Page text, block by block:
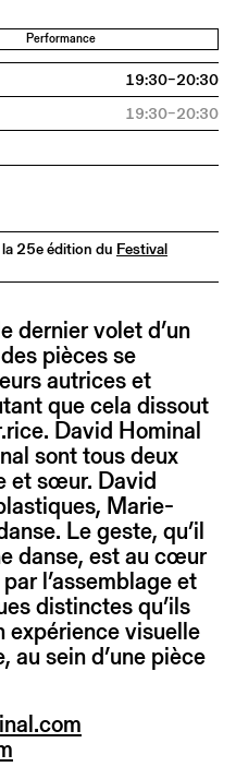
Performance
19:30–20:30
19:30–20:30
25e édition du Festival
dernier volet d’un
pièces se
autrices et
que cela dissout
David Hominal
sont tous deux
et sœur. David
Marie-
Le geste, qu’il
danse, est au cœur
l’assemblage et
distinctes qu’ils
expérience visuelle
au sein d’une pièce